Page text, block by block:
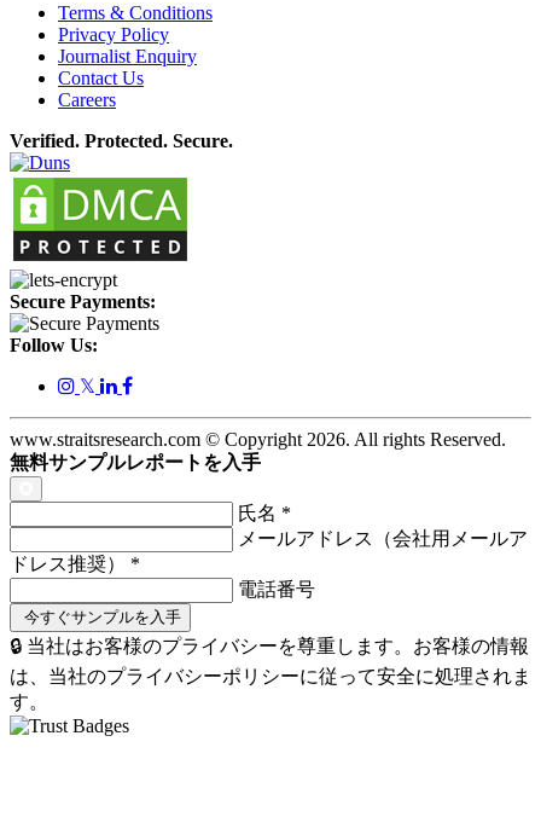
Terms & Conditions
Privacy Policy
Journalist Enquiry
Contact Us
Careers
Verified. Protected. Secure.
Secure Payments:
Follow Us:
𝕏
www.straitsresearch.com © Copyright 2026. All rights Reserved.
無料サンプルレポートを入手
氏名 *
メールアドレス（会社用メールア
ドレス推奨） *
電話番号
🔒 当社はお客様のプライバシーを尊重します。お客様の情報
は、当社のプライバシーポリシーに従って安全に処理されま
す。